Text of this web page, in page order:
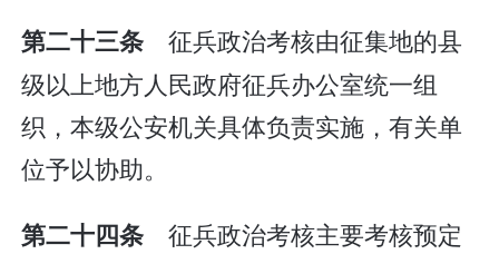
第二十三条 征兵政治考核由征集地的县
级以上地方人民政府征兵办公室统一组
织，本级公安机关具体负责实施，有关单
位予以协助。
第二十四条 征兵政治考核主要考核预定